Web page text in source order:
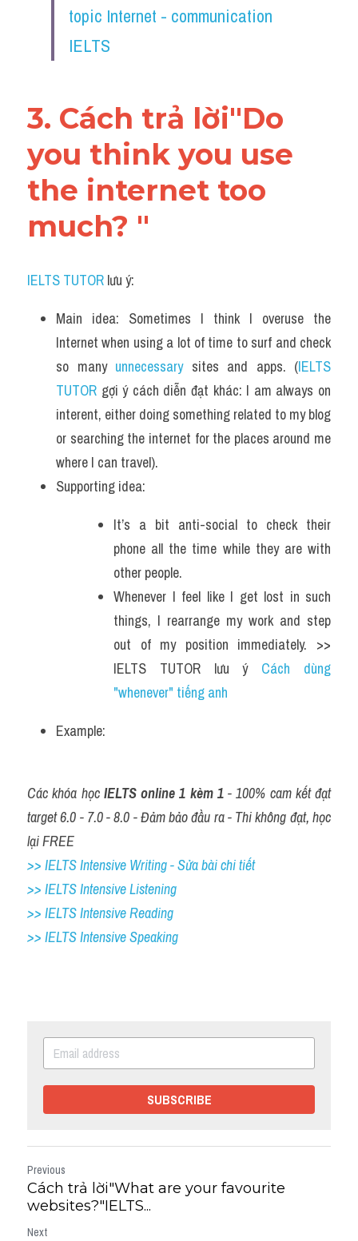
topic Internet - communication
IELTS
3. Cách trả lời"Do
you think you use
the internet too
much? "
IELTS TUTOR lưu ý:
Main idea: Sometimes I think I overuse the
Internet when using a lot of time to surf and check
so many unnecessary sites and apps. (IELTS
TUTOR gợi ý cách diễn đạt khác: I am always on
interent, either doing something related to my blog
or searching the internet for the places around me
where I can travel).
Supporting idea:
It’s a bit anti-social to check their
phone all the time while they are with
other people.
Whenever I feel like I get lost in such
things, I rearrange my work and step
out of my position immediately. >>
IELTS TUTOR lưu ý Cách dùng
"whenever" tiếng anh
Example:
Các khóa học IELTS online 1 kèm 1 - 100% cam kết đạt
target 6.0 - 7.0 - 8.0 - Đảm bảo đầu ra - Thi không đạt, học
lại FREE
>> IELTS Intensive Writing - Sửa bài chi tiết
>> IELTS Intensive Listening
>> IELTS Intensive Reading
>> IELTS Intensive Speaking
SUBSCRIBE
Previous
Cách trả lời"What are your favourite
websites?"IELTS...
Next